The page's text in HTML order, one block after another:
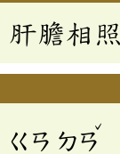
肝膽相照
ㄍㄢ ㄉㄢ
ˇ